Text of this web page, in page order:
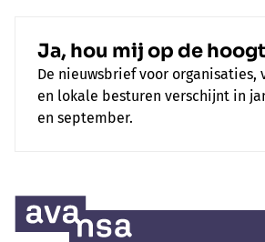
Ja, hou mij op de
De nieuwsbrief voor organisaties,
en lokale besturen verschijnt in
en september.